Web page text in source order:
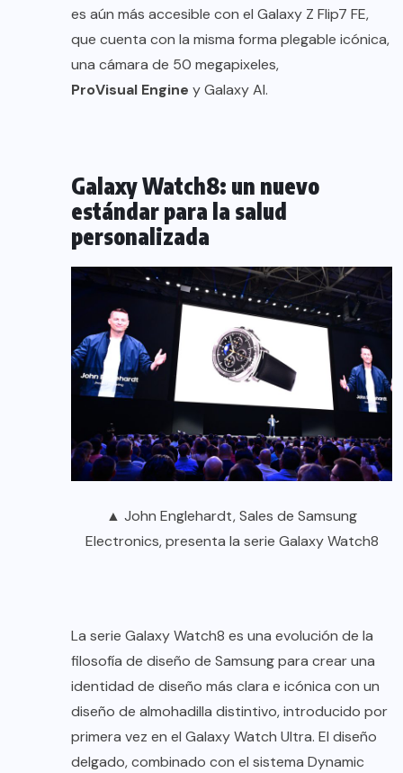
es aún más accesible con el Galaxy Z Flip7 FE,
que cuenta con la misma forma plegable icónica,
una cámara de 50 megapixeles,
ProVisual Engine y Galaxy AI.
Galaxy Watch8: un nuevo
estándar para la salud
personalizada
▲ John Englehardt, Sales de Samsung
Electronics, presenta la serie Galaxy Watch8
La serie Galaxy Watch8 es una evolución de la
filosofía de diseño de Samsung para crear una
identidad de diseño más clara e icónica con un
diseño de almohadilla distintivo, introducido por
primera vez en el Galaxy Watch Ultra. El diseño
delgado, combinado con el sistema Dynamic